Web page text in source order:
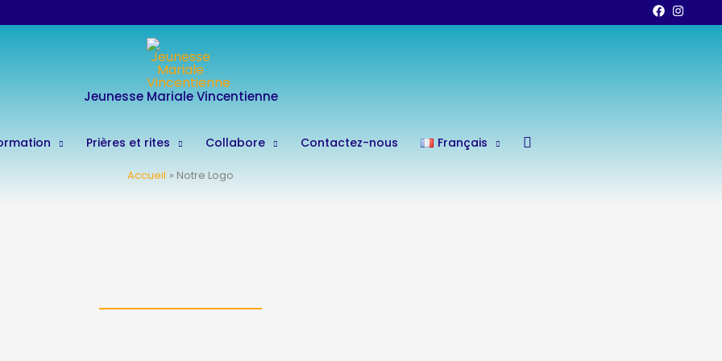
Jeunesse Mariale Vincentienne
Prières et rites Collabore Contactez-nous Français Rechercher
Accueil Notre Logo